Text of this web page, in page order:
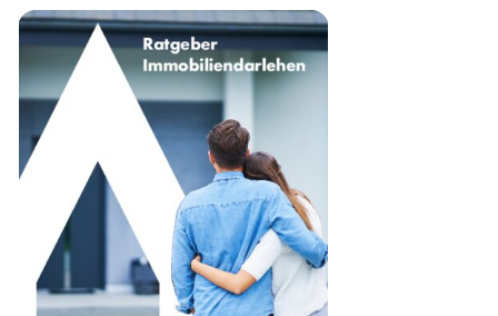
Taille du fichier: